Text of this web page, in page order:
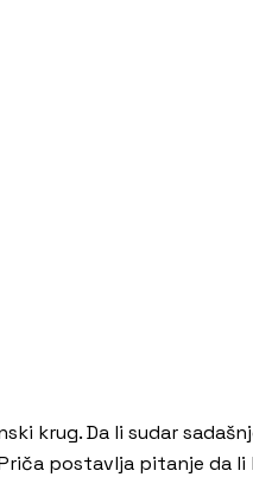
krug. Da li sudar
postavlja pitanje da